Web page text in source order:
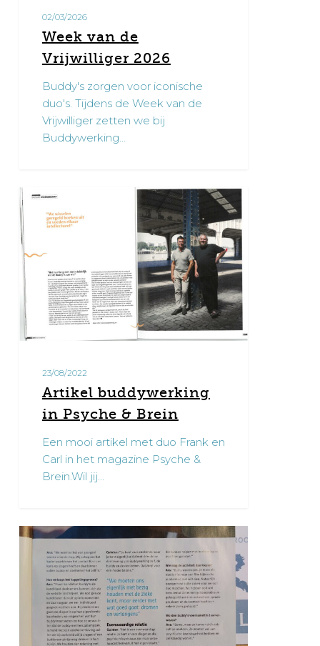
02/03/2026
Week van de
Vrijwilliger 2026
Buddy's zorgen voor iconische
duo's. Tijdens de Week van de
Vrijwilliger zetten we bij
Buddywerking…
Artikel
buddywerking
in
Psyche
Brein
23/08/2022
Artikel buddywerking
in Psyche & Brein
Een mooi artikel met duo Frank en
Carl in het magazine Psyche &
Brein.Wil jij…
Artikel
buddywerking
magazine
0